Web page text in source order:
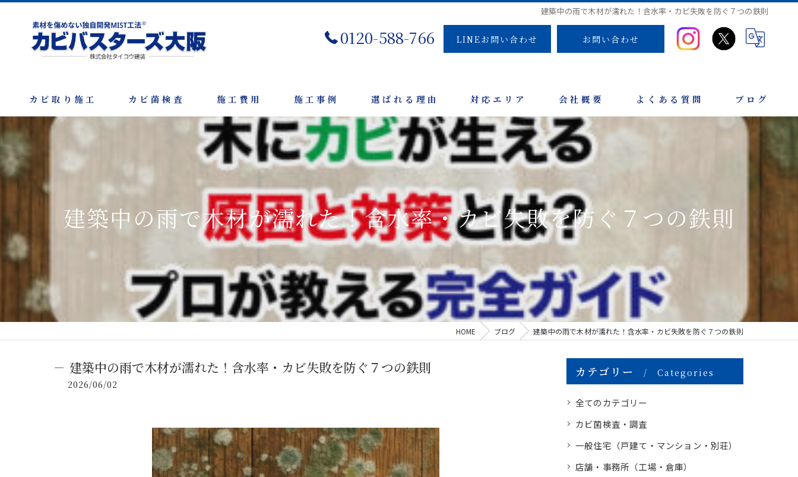
建築中の雨で木材が濡れた！含水率・カビ失敗を防ぐ７つの鉄則
0120-588-766 LINEお問い合わせ お問い合わせ
カビ取り施工 カビ菌検査 施工費用 施工事例 選ばれる理由 対応エリア 会社概要 よくある質問 ブログ
建築中の雨で木材が濡れた！含水率・カビ失敗を防ぐ７つの鉄則
HOME ブログ 建築中の雨で木材が濡れた！含水率・カビ失敗を防ぐ７つの鉄則
建築中の雨で木材が濡れた！含水率・カビ失敗を防ぐ７つの鉄則
2026/06/02
カテゴリー Categories
全てのカテゴリー
カビ菌検査・調査
一般住宅（戸建て・マンション・別荘）
店舗・事務所（工場・倉庫）